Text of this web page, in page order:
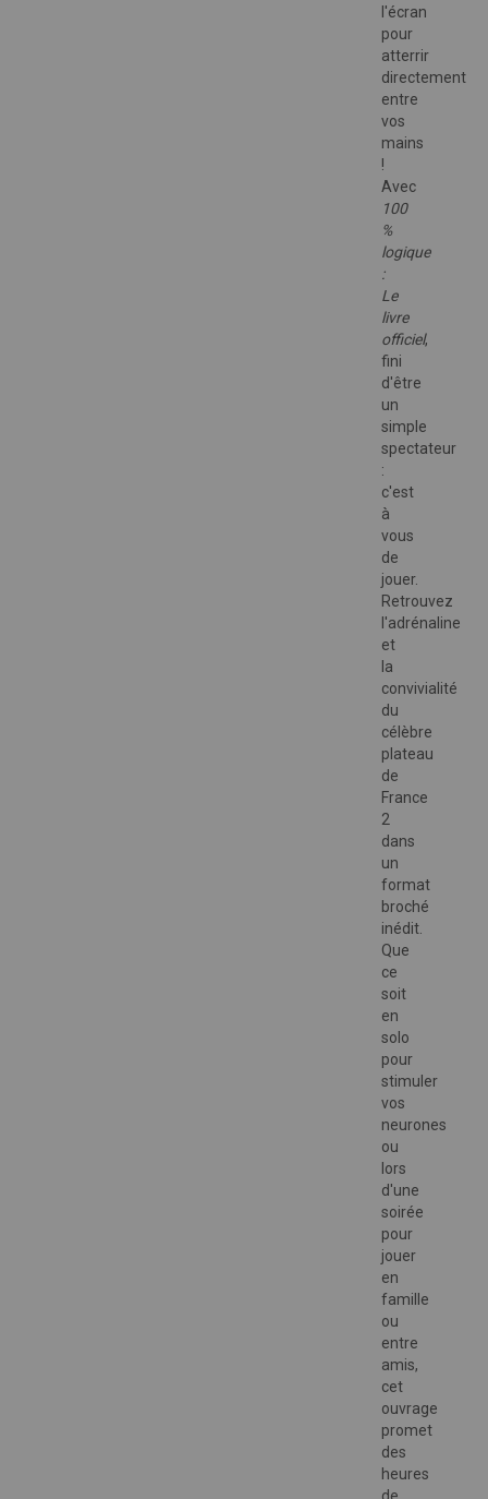
l'écran
pour
atterrir
directement
entre
vos
mains
!
Avec
100
%
logique
:
Le
livre
officiel,
fini
d'être
un
simple
spectateur
:
c'est
à
vous
de
jouer.
Retrouvez
l'adrénaline
et
la
convivialité
du
célèbre
plateau
de
France
2
dans
un
format
broché
inédit.
Que
ce
soit
en
solo
pour
stimuler
vos
neurones
ou
lors
d'une
soirée
pour
jouer
en
famille
ou
entre
amis,
cet
ouvrage
promet
des
heures